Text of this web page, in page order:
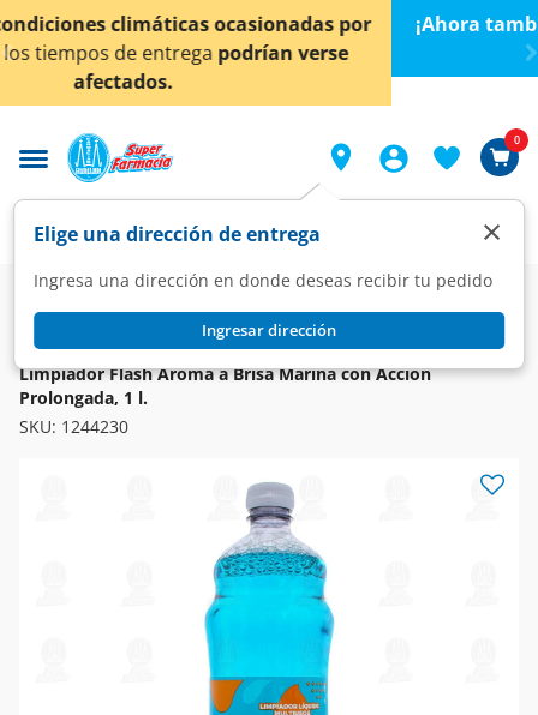
< div class="carousel-inner">
¡Ahora también en Aguascalientes! Daclic aquí
conocer detalles.
Elige una dirección de entrega
Ingresa una dirección en donde deseas recibir tu pedido
Ingresar dirección
×
0
Super Hogar
Limpieza
Limpiadores y Desmanchadores
FLASH
Limpiador Flash Aroma a Brisa Marina con Acción
Prolongada, 1 l.
SKU: 1244230